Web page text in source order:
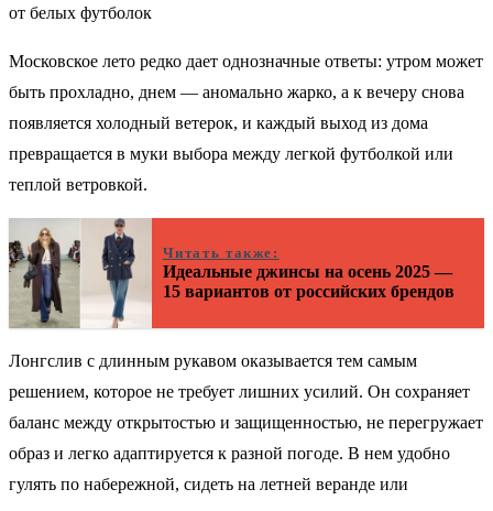
Московское лето редко дает однозначные ответы: утром может
быть прохладно, днем — аномально жарко, а к вечеру снова
появляется холодный ветерок, и каждый выход из дома
превращается в муки выбора между легкой футболкой или
теплой ветровкой.
Читать также:
Идеальные джинсы на осень 2025 —
15 вариантов от российских брендов
Лонгслив с длинным рукавом оказывается тем самым
решением, которое не требует лишних усилий. Он сохраняет
баланс между открытостью и защищенностью, не перегружает
образ и легко адаптируется к разной погоде. В нем удобно
гулять по набережной, сидеть на летней веранде или